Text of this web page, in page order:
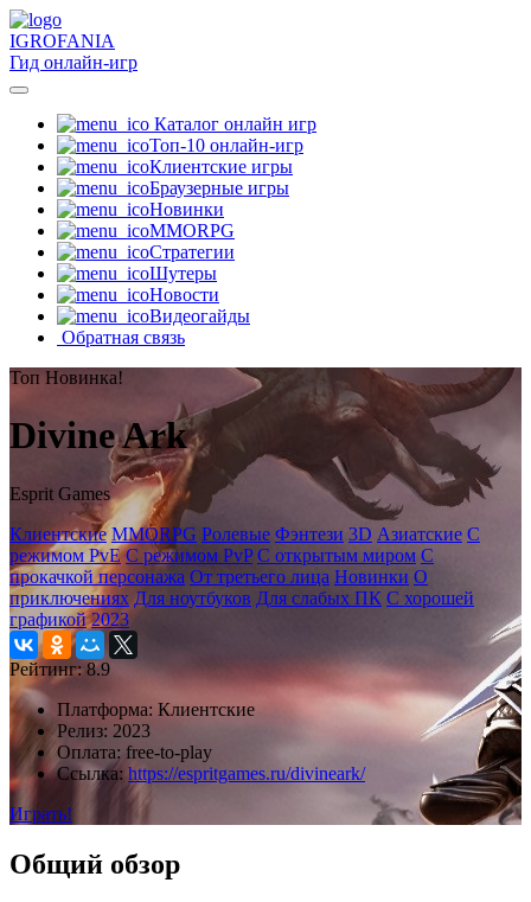
IGROFANIA
Гид онлайн-игр
Каталог онлайн игр
Топ-10 онлайн-игр
Клиентские игры
Браузерные игры
Новинки
MMORPG
Стратегии
Шутеры
Новости
Видеогайды
Обратная связь
Топ Новинка!
Divine Ark
Esprit Games
Клиентские MMORPG Ролевые Фэнтези 3D Азиатские С
режимом PvE С режимом PvP С открытым миром С
прокачкой персонажа От третьего лица Новинки О
приключениях Для ноутбуков Для слабых ПК С хорошей
графикой 2023
Рейтинг: 8.9
Платформа: Клиентские
Релиз: 2023
Оплата: free-to-play
Ссылка: https://espritgames.ru/divineark/
Играть!
Общий обзор